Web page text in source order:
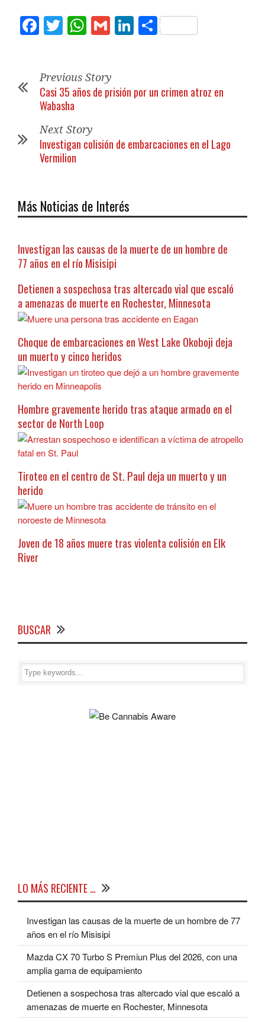
Facebook
TwitterWhatsApp
GmailLinkedIn
Compartir
Previous Story
Casi 35 años de prisión por un crimen atroz en
Wabasha
Next Story
Investigan colisión de embarcaciones en el Lago
Vermilion
Más Noticias de Interés
Investigan las causas de la muerte de un hombre de
77 años en el río Misisipi
Detienen a sospechosa tras altercado vial que escaló
a amenazas de muerte en Rochester, Minnesota
Choque de embarcaciones en West Lake Okoboji deja
un muerto y cinco heridos
Hombre gravemente herido tras ataque armado en el
sector de North Loop
Tiroteo en el centro de St. Paul deja un muerto y un
herido
Joven de 18 años muere tras violenta colisión en Elk
River
BUSCAR
LO MÁS RECIENTE …
Investigan las causas de la muerte de un hombre de 77
años en el río Misisipi
Mazda CX 70 Turbo S Premiun Plus del 2026, con una
amplia gama de equipamiento
Detienen a sospechosa tras altercado vial que escaló a
amenazas de muerte en Rochester, Minnesota